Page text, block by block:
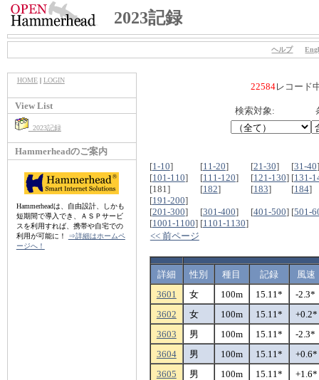
2023記録
ヘルプ
HOME| LOGIN
View List
2023記録
Hammerheadのご案内
Hammerheadは、自由設計、しかも
短期間で導入でき、ＡＳＰサービ
スを利用すれば、携帯や自宅での
利用が可能に！
⇒詳細はホームペ
ージへ！
22584レコード
検索対象:
[1-10] [11-20] [21-30] [31-40
[101-110] [111-120] [121-130] [131-
[181]
[182] [183] [184]
[191-200]
[201-300] [301-400] [401-500] [501-
[1001-1100] [1101-1130]
<< 前ページ
詳細 性別 種目 記録
風速
3601
女 100m 15.11*
-2.3*
3602
女 100m 15.11*
+0.2*
3603
男 100m 15.11*
-2.3*
3604
男 100m 15.11*
+0.6*
3605
男 100m 15.11*
+1.6*